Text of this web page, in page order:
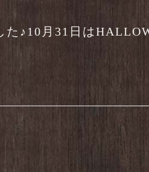
た♪10月31日は